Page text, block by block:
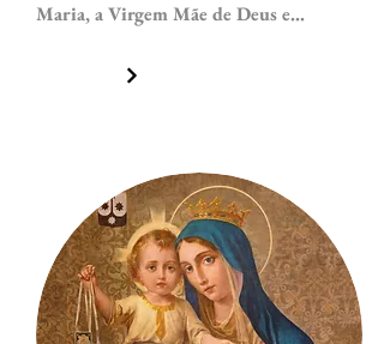
Maria, a Virgem Mãe de Deus e...